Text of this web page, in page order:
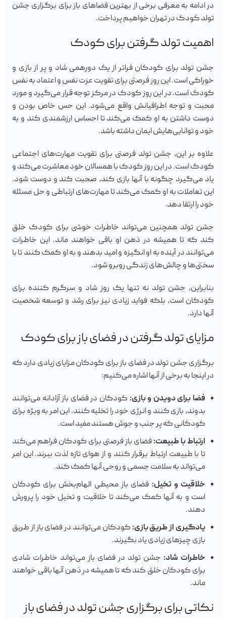
در ادامه به معرفی برخی از بهترین فضا‌های باز برای برگزاری جشن
تولد کودک در تهران خواهیم پرداخت.
اهمیت تولد گرفتن برای کودک
جشن تولد برای کودکان فراتر از یک دورهمی شاد و پر از بازی و
خوراکی است. این روز فرصتی برای تقویت عزت نفس و اعتماد به نفس
کودک است. در این روز کودک در مرکز توجه قرار می‌گیرد و مورد
محبت و توجه اطرافیانش واقع می‌شود. این حس خاص بودن و
دوست داشتن به او کمک می‌کند تا احساس ارزشمندی کند و به
خود و توانایی‌هایش ایمان داشته باشد.
علاوه بر این، جشن تولد فرصتی برای تقویت مهارت‌های اجتماعی
کودک است. در این روز کودک با همسالان خود معاشرت می‌کند و
یاد می‌گیرد چگونه با آنها بازی کند، صحبت کند و دوست شود.
این تعاملات به او کمک می‌کند تا مهارت‌های ارتباطی و حل مسئله
خود را ارتقا دهد.
جشن تولد همچنین می‌تواند خاطرات خوشی برای کودک خلق
کند که تا همیشه در ذهن او باقی خواهند ماند. این خاطرات
می‌توانند در آینده به او انگیزه و امید بدهند و به او کمک کنند تا با
سختی‌ها و چالش‌های زندگی روبرو شود.
بنابراین، جشن تولد نه تنها یک روز شاد و سرگرم کننده برای
کودکان است، بلکه فواید زیادی نیز برای رشد و توسعه شخصیت
آنها دارد.
مزایای تولد گرفتن در فضای باز برای کودک
برگزاری جشن تولد در فضای باز برای کودکان مزایای زیادی دارد که
در اینجا به برخی از آنها اشاره می‌کنیم:
فضا برای دویدن و بازی: کودکان در فضای باز آزادانه می‌توانند
بدوند، بازی کنند و انرژی خود را تخلیه کنند. این امر به ویژه برای
کودکانی که پر جنب و جوش هستند مفید است.
ارتباط با طبیعت:فضای باز فرصتی برای کودکان فراهم می‌کند
تا با طبیعت ارتباط برقرار کنند و از هوای تازه لذت ببرند. این امر
می‌تواند به سلامت جسمی و روحی آنها کمک کند.
خلاقیت و تخیل: فضای باز محیطی الهام‌بخش برای کودکان
است و به آنها کمک می‌کند تا خلاقیت و تخیل خود را پرورش
دهند.
یادگیری از طریق بازی: کودکان می‌توانند در فضای باز از طریق
بازی چیزهای زیادی یاد بگیرند.
خاطرات شاد: جشن تولد در فضای باز می‌تواند خاطرات شادی
برای کودکان خلق کند که تا همیشه در ذهن آنها باقی خواهند
ماند.
نکاتی برای برگزاری جشن تولد در فضای باز